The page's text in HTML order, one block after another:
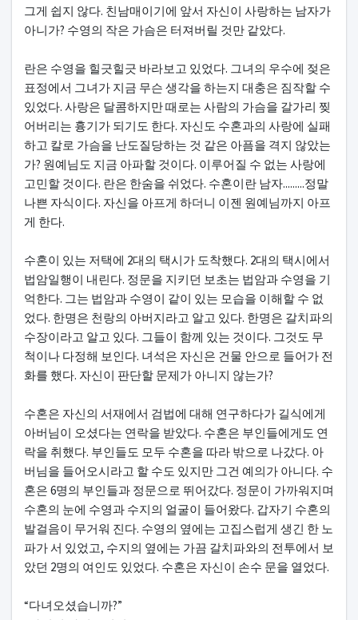
그게 쉽지 않다. 친남매이기에 앞서 자신이 사랑하는 남자가
아니가? 수영의 작은 가슴은 터져버릴 것만 같았다.
란은 수영을 힐긋힐긋 바라보고 있었다. 그녀의 우수에 젖은
표정에서 그녀가 지금 무슨 생각을 하는지 대충은 짐작할 수
있었다. 사랑은 달콤하지만 때로는 사람의 가슴을 갈가리 찢
어버리는 흉기가 되기도 한다. 자신도 수혼과의 사랑에 실패
하고 칼로 가슴을 난도질당하는 것 같은 아픔을 격지 않았는
가? 원예님도 지금 아파할 것이다. 이루어질 수 없는 사랑에
고민할 것이다. 란은 한숨을 쉬었다. 수혼이란 남자.........정말
나쁜 자식이다. 자신을 아프게 하더니 이젠 원예님까지 아프
게 한다.
수혼이 있는 저택에 2대의 택시가 도착했다. 2대의 택시에서
법암일행이 내린다. 정문을 지키던 보초는 법암과 수영을 기
억한다. 그는 법암과 수영이 같이 있는 모습을 이해할 수 없
었다. 한명은 천랑의 아버지라고 알고 있다. 한명은 갈치파의
수장이라고 알고 있다. 그들이 함께 있는 것이다. 그것도 무
척이나 다정해 보인다. 녀석은 자신은 건물 안으로 들어가 전
화를 했다. 자신이 판단할 문제가 아니지 않는가?
수혼은 자신의 서재에서 검법에 대해 연구하다가 길식에게
아버님이 오셨다는 연락을 받았다. 수혼은 부인들에게도 연
락을 취했다. 부인들도 모두 수혼을 따라 밖으로 나갔다. 아
버님을 들어오시라고 할 수도 있지만 그건 예의가 아니다. 수
혼은 6명의 부인들과 정문으로 뛰어갔다. 정문이 가까워지며
수혼의 눈에 수영과 수지의 얼굴이 들어왔다. 갑자기 수혼의
발걸음이 무거워 진다. 수영의 옆에는 고집스럽게 생긴 한 노
파가 서 있었고, 수지의 옆에는 가끔 갈치파와의 전투에서 보
았던 2명의 여인도 있었다. 수혼은 자신이 손수 문을 열었다.
“다녀오셨습니까?”